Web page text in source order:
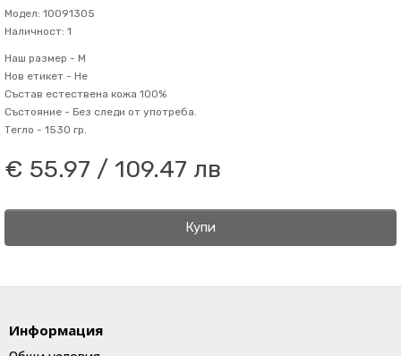
Модел: 10091305
Наличност: 1
Наш размер - M
Нов етикет - Не
Състав естествена кожа 100%
Състояние - Без следи от употреба.
Тегло - 1530 гр.
€ 55.97 / 109.47 лв
Купи
Информация